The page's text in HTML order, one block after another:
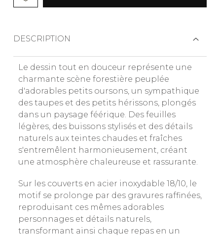
DESCRIPTION
Le dessin tout en douceur représente une
charmante scène forestière peuplée
d'adorables petits oursons, un sympathique
des taupes et des petits hérissons, plongés
dans un paysage féérique. Des feuilles
légères, des buissons stylisés et des détails
naturels aux teintes chaudes et fraîches
s'entremêlent harmonieusement, créant
une atmosphère chaleureuse et rassurante.
Sur les couverts en acier inoxydable 18/10, le
motif se prolonge par des gravures raffinées,
reproduisant ces mêmes adorables
personnages et détails naturels,
transformant ainsi chaque repas en un